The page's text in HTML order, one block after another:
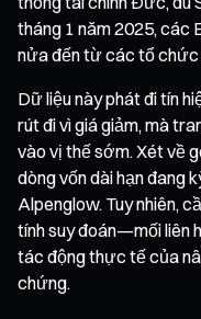
tháng 1 năm 2025, các
nửa đến từ các tổ chức
Dữ liệu này phát đi tín
rút đi vì giá giảm, mà
vào vị thế sớm. Xét về
dòng vốn dài hạn đang
Alpenglow. Tuy nhiên,
tính suy đoán—mối liên
tác động thực tế của
chứng.